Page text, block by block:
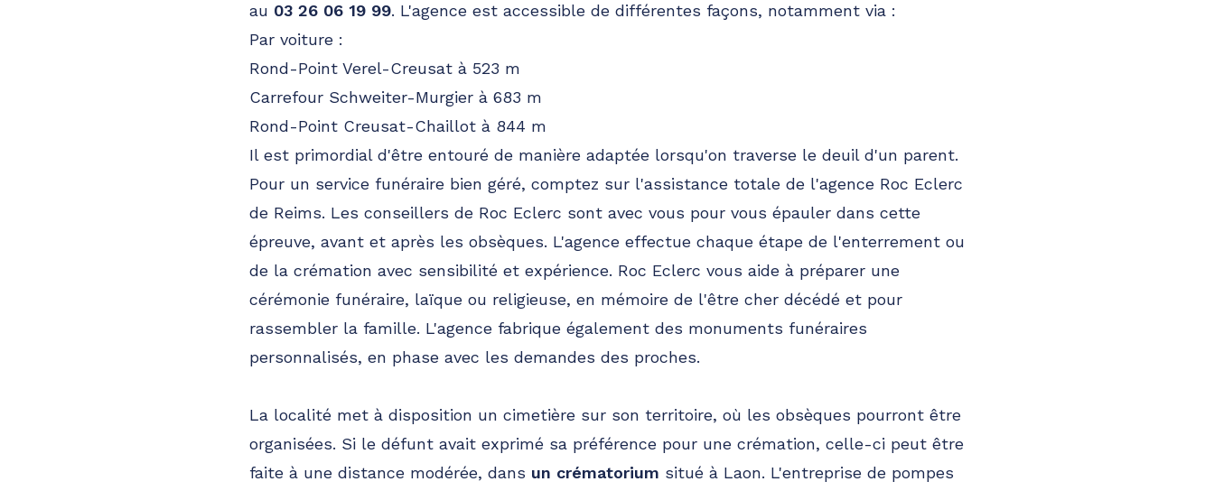
au 03 26 06 19 99. L'agence est accessible de différentes façons, notamment via :
Par voiture :
Rond-Point Verel-Creusat à 523 m
Carrefour Schweiter-Murgier à 683 m
Rond-Point Creusat-Chaillot à 844 m
Il est primordial d'être entouré de manière adaptée lorsqu'on traverse le deuil d'un parent.
Pour un service funéraire bien géré, comptez sur l'assistance totale de l'agence Roc Eclerc
de Reims. Les conseillers de Roc Eclerc sont avec vous pour vous épauler dans cette
épreuve, avant et après les obsèques. L'agence effectue chaque étape de l'enterrement ou
de la crémation avec sensibilité et expérience. Roc Eclerc vous aide à préparer une
cérémonie funéraire, laïque ou religieuse, en mémoire de l'être cher décédé et pour
rassembler la famille. L'agence fabrique également des monuments funéraires
personnalisés, en phase avec les demandes des proches.
La localité met à disposition un cimetière sur son territoire, où les obsèques pourront être
organisées. Si le défunt avait exprimé sa préférence pour une crémation, celle-ci peut être
faite à une distance modérée, dans un crématorium situé à Laon. L'entreprise de pompes